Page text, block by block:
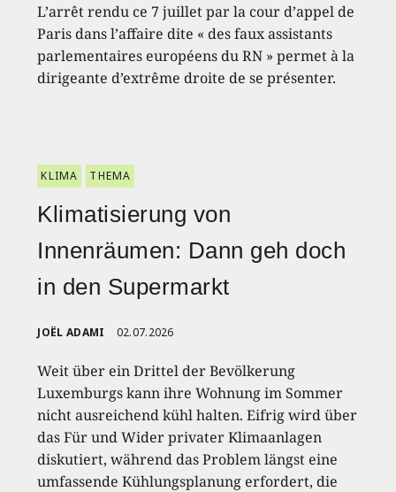
L’arrêt rendu ce 7 juillet par la cour d’appel de
Paris dans l’affaire dite « des faux assistants
parlementaires européens du RN » permet à la
dirigeante d’extrême droite de se présenter.
KLIMA THEMA
Klimatisierung von
Innenräumen: Dann geh doch
in den Supermarkt
JOËL ADAMI 02.07.2026
Weit über ein Drittel der Bevölkerung
Luxemburgs kann ihre Wohnung im Sommer
nicht ausreichend kühl halten. Eifrig wird über
das Für und Wider privater Klimaanlagen
diskutiert, während das Problem längst eine
umfassende Kühlungsplanung erfordert, die